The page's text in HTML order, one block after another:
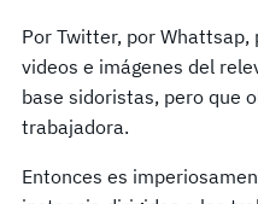
Por Twitter, por
videos e imágenes del
base sidoristas, pero que
trabajadora.
Entonces es